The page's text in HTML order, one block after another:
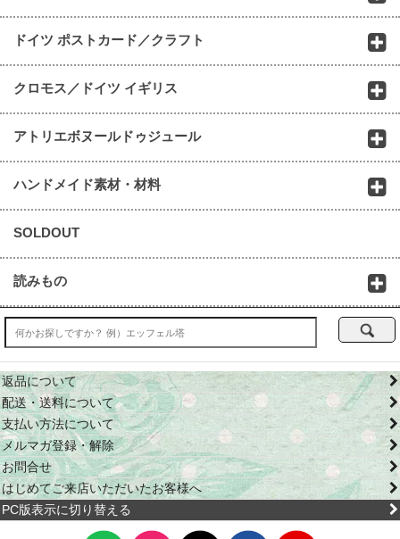
ドイツ ポストカード／クラフト
クロモス／ドイツ イギリス
アトリエボヌールドゥジュール
ハンドメイド素材・材料
SOLDOUT
読みもの
返品について
配送・送料について
支払い方法について
メルマガ登録・解除
お問合せ
はじめてご来店いただいたお客様へ
PC版表示に切り替える